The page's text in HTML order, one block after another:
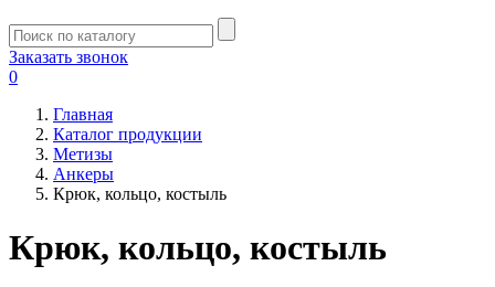
Заказать звонок
0
Главная
Каталог продукции
Метизы
Анкеры
Крюк, кольцо, костыль
Крюк, кольцо, костыль